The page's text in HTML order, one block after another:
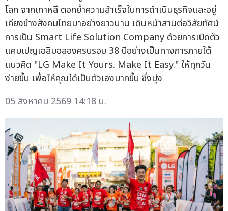
โลก จากเกาหลี ตอกย้ำความสำเร็จในการดำเนินธุรกิจและอยู่
เคียงข้างสังคมไทยมาอย่างยาวนาน เดินหน้าสานต่อวิสัยทัศน์
การเป็น Smart Life Solution Company ด้วยการเปิดตัว
แคมเปญเฉลิมฉลองครบรอบ 38 ปีอย่างเป็นทางการภายใต้
แนวคิด "LG Make It Yours. Make It Easy." ให้ทุกวัน
ง่ายขึ้น เพื่อให้คุณได้เป็นตัวเองมากขึ้น ซึ่งมุ่ง
05 สิงหาคม 2569 14:18 น.